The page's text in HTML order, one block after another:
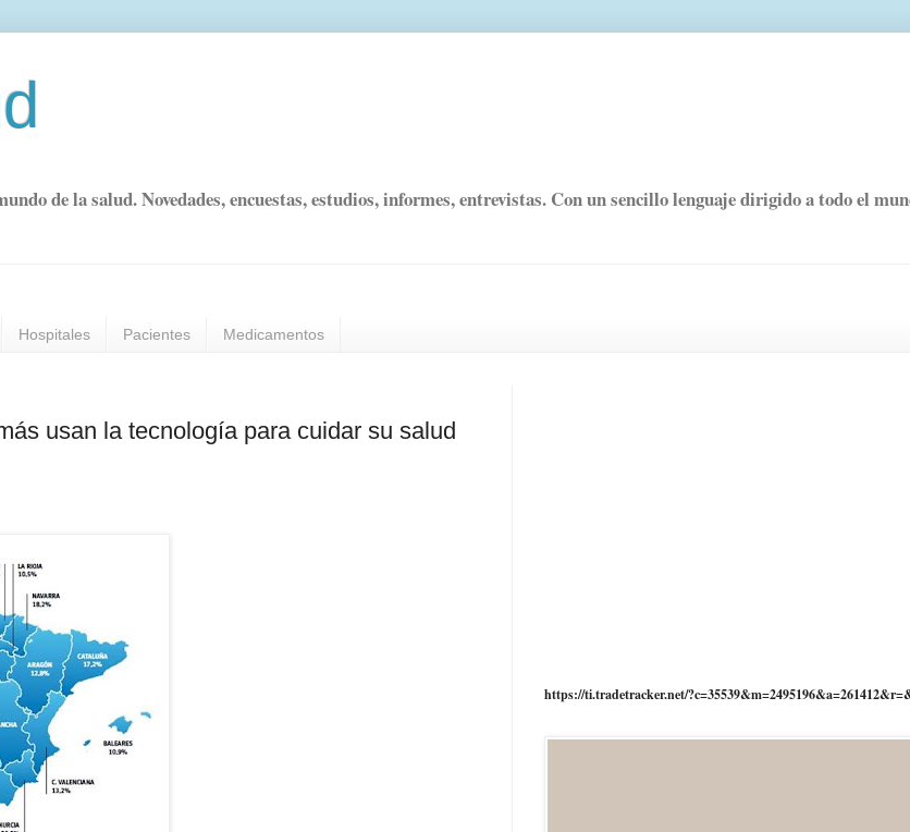
de la salud. Novedades, encuestas, estudios, informes, entrevistas. Con un sencillo lenguaje dirigido a todo el
Hospitales Pacientes Medicamentos
usan la tecnología para cuidar su salud
https://ti.tradetracker.net/